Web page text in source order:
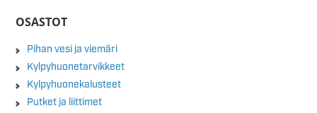
OSASTOT
Pihan vesi ja viemäri
Kylpyhuonetarvikkeet
Kylpyhuonekalusteet
Putket ja liittimet